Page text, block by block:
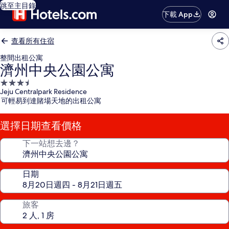
跳至主目錄
下載 App
查看所有住宿
整間出租公寓
濟州中央公園公寓
3.5
星
級
住
宿
Jeju Centralpark Residence
可輕易到達賭場天地的出租公寓
選擇日期查看價格
下一站想去邊？
日期
旅客